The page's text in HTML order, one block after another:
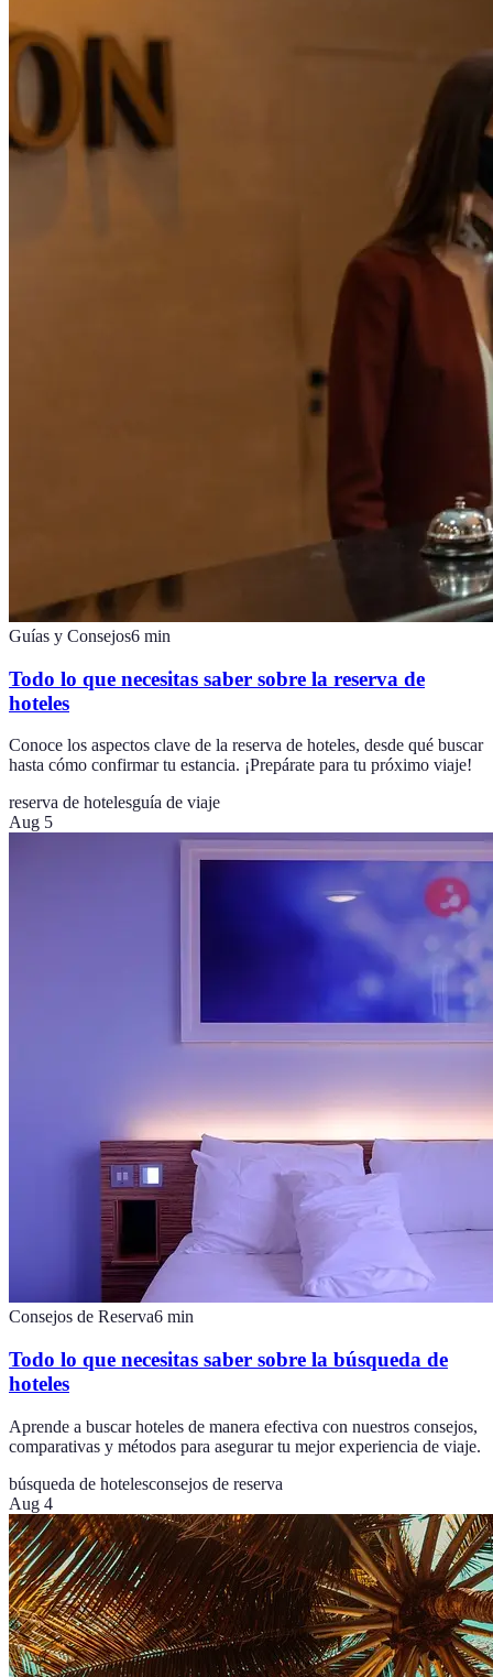
Guías y Consejos6 min
Todo lo que necesitas saber sobre la reserva de
hoteles
Conoce los aspectos clave de la reserva de hoteles, desde qué buscar
hasta cómo confirmar tu estancia. ¡Prepárate para tu próximo viaje!
reserva de hotelesguía de viaje
Aug 5
Consejos de Reserva6 min
Todo lo que necesitas saber sobre la búsqueda de
hoteles
Aprende a buscar hoteles de manera efectiva con nuestros consejos,
comparativas y métodos para asegurar tu mejor experiencia de viaje.
búsqueda de hotelesconsejos de reserva
Aug 4